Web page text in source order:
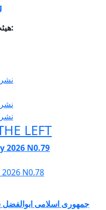
هیئت سیاسی - اجرائی حزب چپ ایران:
LEFT
2026 N0.79
N0.78
جمهوری اسلامی